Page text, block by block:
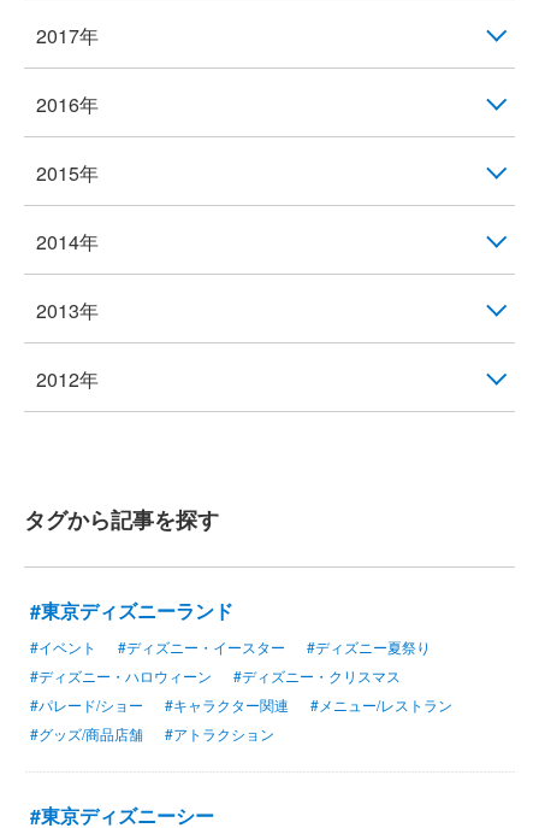
2017年
2016年
2015年
2014年
2013年
2012年
タグから記事を探す
#東京ディズニーランド
#イベント #ディズニー・イースター
#ディズニー夏祭り
#ディズニー・ハロウィーン
#ディズニー・クリスマス
#パレード/ショー
#キャラクター関連
#メニュー/レストラン
#グッズ/商品店舗
#アトラクション
#東京ディズニーシー